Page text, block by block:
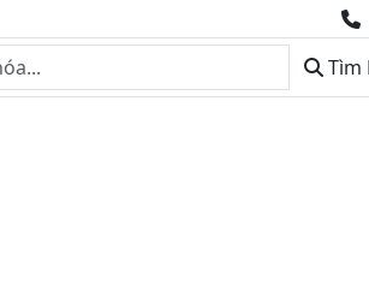
Tìm